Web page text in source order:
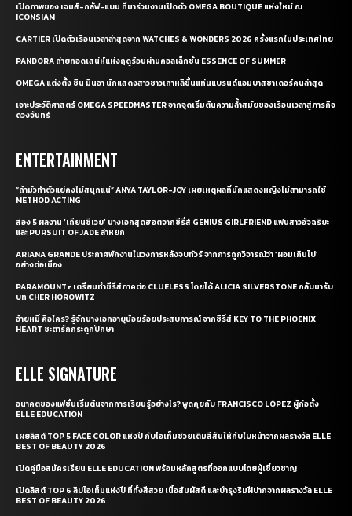
เปิดภาพของ เจมส์-กลัฟ-แบม ที่มาร่วมงานเปิดตัว OMEGA BOUTIQUE แห่งใหม่ ณ
ICONSIAM
CARTIER เปิดตัวเรือนเวลาล่าสุดจาก WATCHES & WONDERS 2026 ครั้งแรกในประเทศไทย
PANDORA ถ่ายทอดเสน่ห์แห่งฤดูร้อนผ่านคอลเล็กชั่น ESSENCE OF SUMMER
OMEGA แต่งตั้ง ชิน มินอา นักแสดงสาวชาวเกาหลีขึ้นแท่นแบรนด์แอมบาสซาเดอร์คนล่าสุด
เจาะประวัติศาสตร์ OMEGA SPEEDMASTER จากจุดเริ่มต้นความล้ำสมัยของเรือนเวลาสู่ภารกิจ
ดวงจันทร์
ENTERTAINMENT
“ถ้ามัวทำตัวแย่คงไม่สนุกแน่” ANYA TAYLOR-JOY เผยเหตุผลที่นักแสดงหญิงไม่สามารถใช้
METHOD ACTING
ส่อง 5 ผลงาน ‘เถียนซีเวย’ นางเอกสุดฮอตจากซีรี่ส์ GENIUS GIRLFRIEND แฟนสาวอัจฉริยะ
และ PURSUIT OF JADE ล่าหยก
ARIANA GRANDE ประกาศพักงานในวงการหลังจบทัวร์ จากการถูกวิจารณ์ว่า ‘ผอมเกินไป’
อย่างต่อเนื่อง
PARAMOUNT+ เตรียมทำซีรี่ส์ภาคต่อ CLUELESS โดยได้ ALICIA SILVERSTONE กลับมารับ
บท CHER HOROWITZ
อ้ายหมี่ คือใคร? รู้จักนางเอกอายุน้อยร้อยประสบการณ์ จากซีรี่ส์ KEY TO THE PHOENIX
HEART ชะตารักกระดูกปักษา
ELLE SIGNATURE
อนาคตของแฟชั่นเริ่มต้นจากการเรียนรู้อย่างไร? พูดคุยกับ FRANCISCO LÓPEZ ผู้ก่อตั้ง
ELLE EDUCATION
เผยลิสต์ TOP 5 FACE COLOR แห่งปี กับไอเท็มช่วยเติมสีสันให้กับใบหน้าจากผลรางวัล ELLE
BEST OF BEAUTY 2026
เปิดคู่มือสมัครเรียน ELLE EDUCATION พร้อมหลักสูตรที่ออกแบบโดยผู้เชี่ยวชาญ
เปิดลิสต์ TOP 6 ลิปไอเท็มแห่งปี ที่ทั้งสีสวย เนื้อสัมผัสดี และบำรุงริมฝีปากจากผลรางวัล ELLE
BEST OF BEAUTY 2026